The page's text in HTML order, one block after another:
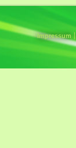
Impressum